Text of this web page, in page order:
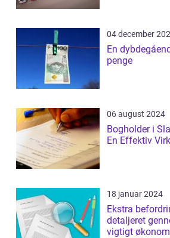
04 december
En
penge
06 august 2024
Bogholder i Slagelse
En Effektiv
18 januar 2024
Ekstra
detaljeret
vigtigt